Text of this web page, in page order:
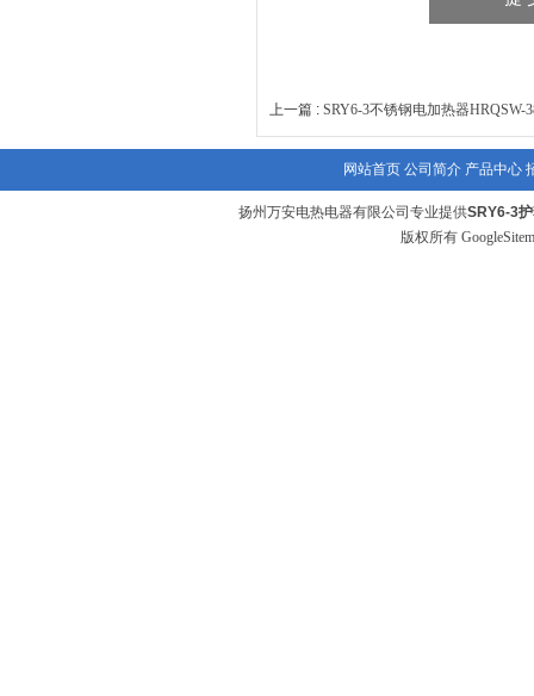
上一篇 : SRY6-3不锈钢电加热器HRQSW-
网站首页 公司简介 产品中心
扬州万安电热电器有限公司专业提供SRY6-3
版权所有